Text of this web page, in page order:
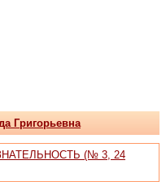
Григорьевна
(№ 3, 24